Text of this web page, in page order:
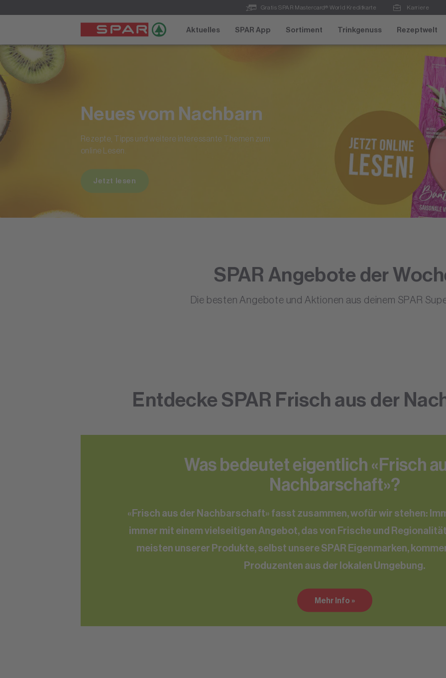
Gratis SPAR Mastercard® World Kreditkarte Karriere
Aktuelles SPAR App Sortiment Trinkgenuss Rezeptwelt
Neues vom Nachbarn
Rezepte, Tipps und weitere interessante Themen zum
online Lesen.
Jetzt lesen
SPAR Angebote der
Die besten Angebote und Aktionen aus deinem SPAR
Entdecke SPAR Frisch aus der
Was bedeutet eigentlich «Frisch
Nachbarschaft»?
«Frisch aus der Nachbarschaft» fasst zusammen, wofür wir stehen:
immer mit einem vielseitigen Angebot, das von Frische und
meisten unserer Produkte, selbst unsere SPAR Eigenmarken,
Produzenten aus der lokalen Umgebung.
Mehr Info »